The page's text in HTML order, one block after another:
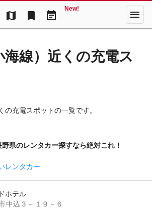
map bookmark event_note
New! menu
海線）近くの充電ス
の充電スポットの一覧です。
県のレンタカー探すなら絶対これ！
レンタカー
ホテル
中込３－１９－６